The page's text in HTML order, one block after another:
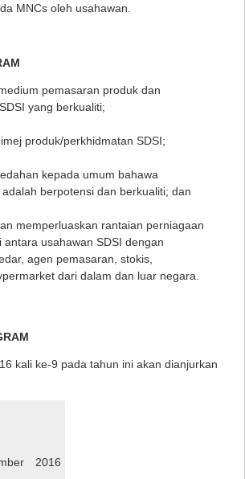
MNCs oleh usahawan.
pemasaran produk dan
yang berkualiti;
produk/perkhidmatan SDSI;
kepada umum bahawa
berpotensi dan berkualiti; dan
memperluaskan rantaian perniagaan
antara usahawan SDSI dengan
agen pemasaran, stokis,
dari dalam dan luar negara.
kali ke-9 pada tahun ini akan dianjurkan
2016